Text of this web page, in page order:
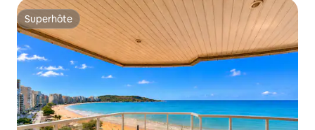
Superhôte
Superhôte